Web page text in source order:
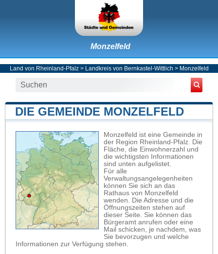
Monzelfeld
Land von Rheinland-Pfalz> Landkreis von Bernkastel-Wittlich > Monzelfeld
DIE GEMEINDE MONZELFELD
Monzelfeld ist eine Gemeinde in
der Region Rheinland-Pfalz. Die
Fläche, die Einwohnerzahl und
die wichtigsten Informationen
sind unten aufgelistet.
Für alle
Verwaltungsangelegenheiten
können Sie sich an das
Rathaus von Monzelfeld
wenden. Die Adresse und die
Öffnungszeiten stehen auf
dieser Seite. Sie können das
Bürgeramt anrufen oder eine
Mail schicken, je nachdem, was
Sie bevorzugen und welche
Informationen zur Verfügung stehen.